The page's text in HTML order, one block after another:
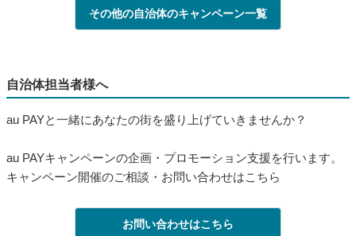
その他の自治体のキャンペーン一覧
自治体担当者様へ
au PAYと一緒にあなたの街を盛り上げていきませんか？
au PAYキャンペーンの企画・プロモーション支援を行います。
キャンペーン開催のご相談・お問い合わせはこちら
お問い合わせはこちら